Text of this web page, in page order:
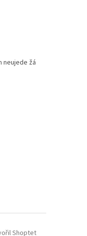
neujede žá
Shoptet